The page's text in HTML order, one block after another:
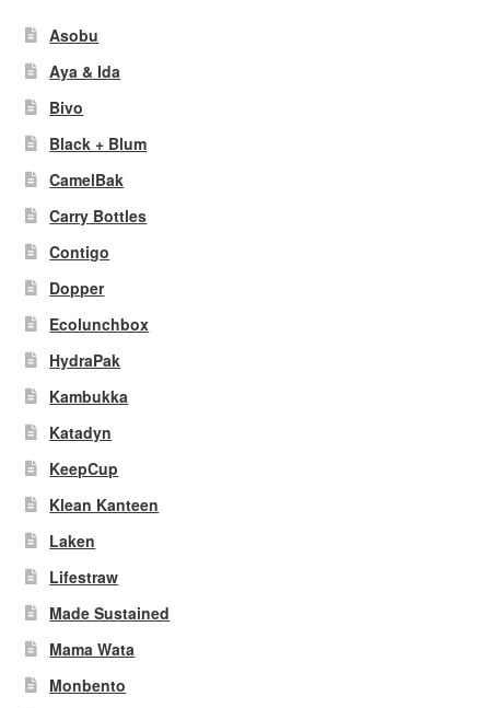
Asobu
Aya & Ida
Bivo
Black + Blum
CamelBak
Carry Bottles
Contigo
Dopper
Ecolunchbox
HydraPak
Kambukka
Katadyn
KeepCup
Klean Kanteen
Laken
Lifestraw
Made Sustained
Mama Wata
Monbento